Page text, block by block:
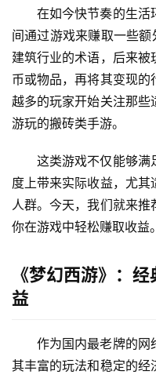
在如今快节奏的生活
间通过游戏来赚取一些额
建筑行业的术语，后来
币或物品，再将其变现
越多的玩家开始关注那些
游玩的搬砖类手游。
这类游戏不仅能够满
度上带来实际收益，尤
人群。今天，我们就来
你在游戏中轻松赚取收益。
《梦幻西游》：
益
作为国内最老牌的网
其丰富的玩法和稳定的